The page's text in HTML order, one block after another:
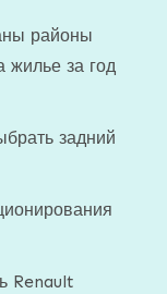
районы
за год
задний
Renault